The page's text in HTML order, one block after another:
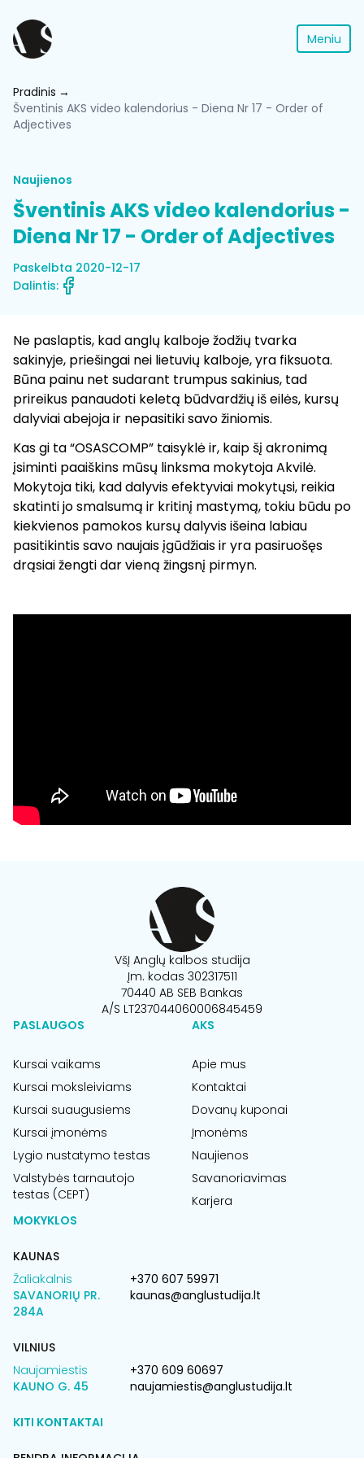
Meniu
Pradinis
Šventinis AKS video kalendorius - Diena Nr 17 - Order of
Adjectives
Naujienos
Šventinis AKS video kalendorius -
Diena Nr 17 - Order of Adjectives
Paskelbta 2020-12-17
Dalintis:
Ne paslaptis, kad anglų kalboje žodžių tvarka
sakinyje, priešingai nei lietuvių kalboje, yra fiksuota.
Būna painu net sudarant trumpus sakinius, tad
prireikus panaudoti keletą būdvardžių iš eilės, kursų
dalyviai abejoja ir nepasitiki savo žiniomis.
Kas gi ta “OSASCOMP” taisyklė ir, kaip šį akronimą
įsiminti paaiškins mūsų linksma mokytoja Akvilė.
Mokytoja tiki, kad dalyvis efektyviai mokytųsi, reikia
skatinti jo smalsumą ir kritinį mastymą, tokiu būdu po
kiekvienos pamokos kursų dalyvis išeina labiau
pasitikintis savo naujais įgūdžiais ir yra pasiruošęs
drąsiai žengti dar vieną žingsnį pirmyn.
VšĮ Anglų kalbos studija
Įm. kodas 302317511
70440 AB SEB Bankas
A/S LT237044060006845459
PASLAUGOS
Kursai vaikams
Kursai moksleiviams
Kursai suaugusiems
Kursai įmonėms
Lygio nustatymo testas
Valstybės tarnautojo
testas (CEPT)
AKS
Apie mus
Kontaktai
Dovanų kuponai
Įmonėms
Naujienos
Savanoriavimas
Karjera
MOKYKLOS
KAUNAS
Žaliakalnis
SAVANORIŲ PR.
284A
+370 607 59971
kaunas@anglustudija.lt
VILNIUS
Naujamiestis
KAUNO G. 45
+370 609 60697
naujamiestis@anglustudija.lt
KITI KONTAKTAI